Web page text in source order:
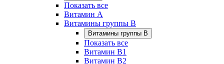
Показать все
Витамин A
Витамины группы B
Витамины группы B
Показать все
Витамин B1
Витамин B2